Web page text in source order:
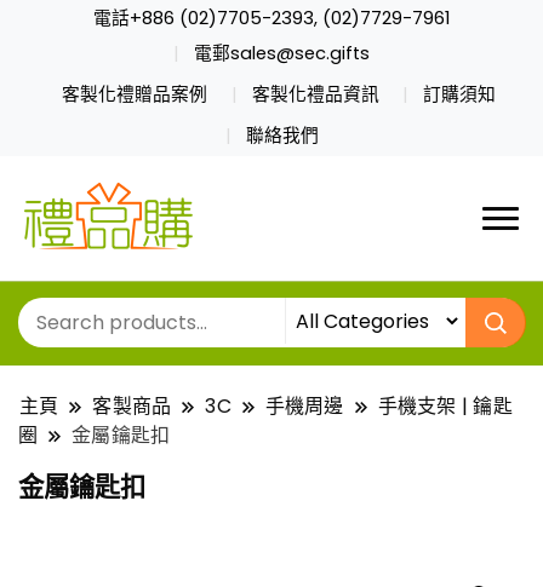
電話+886 (02)7705-2393, (02)7729-7961
電郵sales@sec.gifts
客製化禮贈品案例
客製化禮品資訊
訂購須知
聯絡我們
主頁 客製商品 3C 手機周邊
手機支架 | 鑰匙
圈
金屬鑰匙扣
金屬鑰匙扣